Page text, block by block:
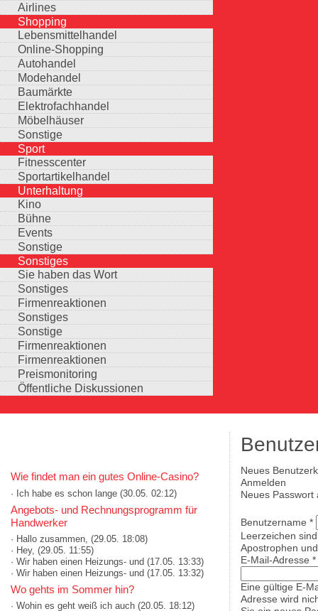
Airlines
Shopping
Lebensmittelhandel
Online-Shopping
Autohandel
Modehandel
Baumärkte
Elektrofachhandel
Möbelhäuser
Sonstige
Sport
Fitnesscenter
Sportartikelhandel
Unterhaltung
Kino
Bühne
Events
Sonstige
Sonstiges
Sie haben das Wort
Sonstiges
Firmenreaktionen
Sonstiges
Sonstige
Firmenreaktionen
Firmenreaktionen
Preismonitoring
Öffentliche Diskussionen
Wie findet man ein gutes Online-Casino?
· Ich habe es schon lange (30.05. 02:12)
Angebots- und Rechnungsprogramm für
Handwerker
· Hallo zusammen, (29.05. 18:08)
· Hey, (29.05. 11:55)
· Wir haben einen Heizungs- und (17.05. 13:33)
· Wir haben einen Heizungs- und (17.05. 13:32)
Wo gehts im Sommer hin?
· Wohin es geht weiß ich auch (20.05. 18:12)
Haupt-Reiter
Neues
(aktiver Reiter)
Anmelden
Neues Passwort
Benutzername *
Leerzeichen
Apostrophen
E-Mail-Adresse *
Eine gültige E-
Adresse wird
Auswahlmöglichkeiten